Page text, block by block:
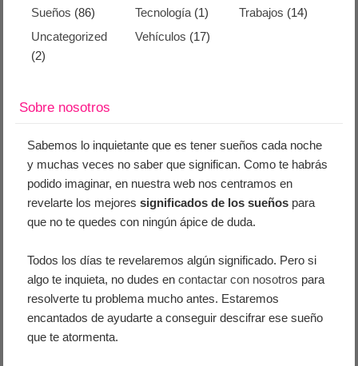
Sueños (86) Tecnología (1) Trabajos (14)
Uncategorized
(2)
Vehículos (17)
Sobre nosotros
Sabemos lo inquietante que es tener sueños cada noche
y muchas veces no saber que significan. Como te habrás
podido imaginar, en nuestra web nos centramos en
revelarte los mejoressignificados de los sueños para
que no te quedes con ningún ápice de duda.
Todos los días te revelaremos algún significado. Pero si
algo te inquieta, no dudes encontactar con nosotros para
resolverte tu problema mucho antes. Estaremos
encantados de ayudarte a conseguir descifrar ese sueño
que te atormenta.